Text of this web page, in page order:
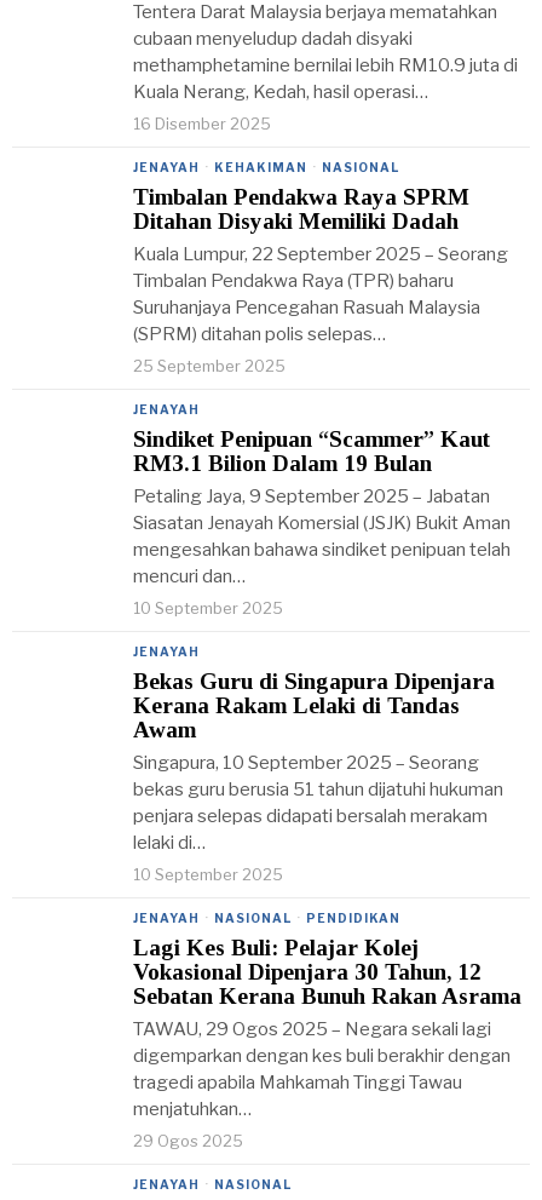
Tentera Darat Malaysia berjaya mematahkan
cubaan menyeludup dadah disyaki
methamphetamine bernilai lebih RM10.9 juta di
Kuala Nerang, Kedah, hasil operasi…
16 Disember 2025
JENAYAH · KEHAKIMAN · NASIONAL
Timbalan Pendakwa Raya SPRM
Ditahan Disyaki Memiliki Dadah
Kuala Lumpur, 22 September 2025 – Seorang
Timbalan Pendakwa Raya (TPR) baharu
Suruhanjaya Pencegahan Rasuah Malaysia
(SPRM) ditahan polis selepas…
25 September 2025
JENAYAH
Sindiket Penipuan “Scammer” Kaut
RM3.1 Bilion Dalam 19 Bulan
Petaling Jaya, 9 September 2025 – Jabatan
Siasatan Jenayah Komersial (JSJK) Bukit Aman
mengesahkan bahawa sindiket penipuan telah
mencuri dan…
10 September 2025
JENAYAH
Bekas Guru di Singapura Dipenjara
Kerana Rakam Lelaki di Tandas
Awam
Singapura, 10 September 2025 – Seorang
bekas guru berusia 51 tahun dijatuhi hukuman
penjara selepas didapati bersalah merakam
lelaki di…
10 September 2025
JENAYAH · NASIONAL · PENDIDIKAN
Lagi Kes Buli: Pelajar Kolej
Vokasional Dipenjara 30 Tahun, 12
Sebatan Kerana Bunuh Rakan Asrama
TAWAU, 29 Ogos 2025 – Negara sekali lagi
digemparkan dengan kes buli berakhir dengan
tragedi apabila Mahkamah Tinggi Tawau
menjatuhkan…
29 Ogos 2025
JENAYAH · NASIONAL